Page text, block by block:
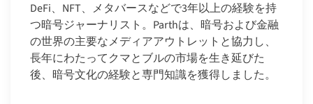
DeFi、NFT、メタバースなどで3年以上の経験を持
つ暗号ジャーナリスト。Parthは、暗号および金融
の世界の主要なメディアアウトレットと協力し、
長年にわたってクマとブルの市場を生き延びた
後、暗号文化の経験と専門知識を獲得しました。